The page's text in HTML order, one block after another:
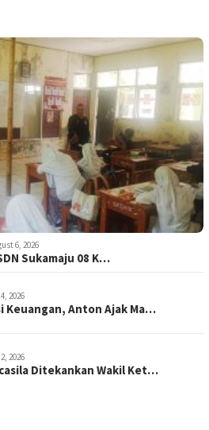
6, 2026
Sukamaju 08 K…
2026
Keuangan, Anton Ajak Ma…
2026
Ditekankan Wakil Ket…